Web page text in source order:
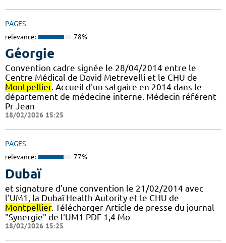
PAGES
relevance: 78%
Géorgie
Convention cadre signée le 28/04/2014 entre le
Centre Médical de David Metrevelli et le CHU de
Montpellier. Accueil d'un satgaire en 2014 dans le
département de médecine interne. Médecin référent
Pr Jean
18/02/2026 15:25
PAGES
relevance: 77%
Dubaï
et signature d’une convention le 21/02/2014 avec
l'UM1, la Dubaï Health Autority et le CHU de
Montpellier. Télécharger Article de presse du journal
"Synergie" de l'UM1 PDF 1,4 Mo
18/02/2026 15:25